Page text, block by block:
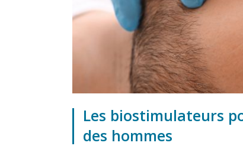
Les biostimulateurs
des hommes